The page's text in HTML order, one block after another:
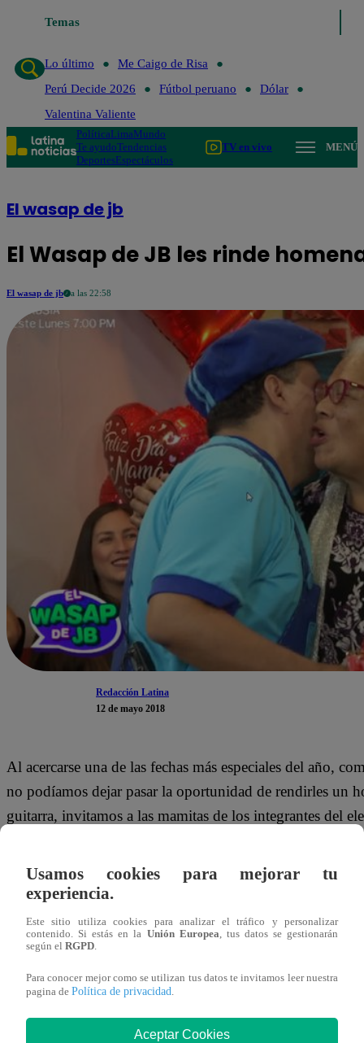
TemasLo último
Lo último
Me Caigo de Risa
Perú Decide 2026
Fútbol peruano
Dólar
Valentina Valiente
PolíticaLimaMundo
Te ayudoTendencias
DeportesEspectáculos
TV en vivo MENÚ
El wasap de jb
El Wasap de JB les rinde
El wasap de jb a las 22:58
Redacción Latina
12 de mayo 2018
Al acercarse una de las fechas más especiales del año,
no podíamos dejar pasar la oportunidad de rendirles un
guitarra, invitamos a las mamitas de los integrantes del
La primera gran sorpresa de la noche la trajo el niño
presentación junto a su mamá. Sin embargo, mami
cobrado el sueldo y a la doña le cambió el semblante.
Usamos cookies para mejorar tu
experiencia.
Este sitio utiliza cookies para analizar el tráfico y personalizar
contenido. Si estás en la Unión Europea, tus datos se gestionarán
según el RGPD.
Para conocer mejor como se utilizan tus datos te invitamos leer nuestra
pagina de Política de privacidad.
Aceptar Cookies